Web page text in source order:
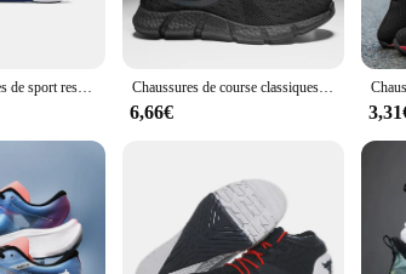
addition to your casual wardrobe. The sleek, modern
offer versatility and a fashionable touch. The
use, making them a reliable choice for sports
anyone looking to elevate their athletic footwear game.
ASICS-Chaussures de sport respirantes pour homme, baskets de course, de plein air, classiques, originales, avec coussin, Kayano 30 K30 Chaussures de course classiques en maille respirante pour hommes, baskets d'extérieur légères et confortables, chaussures de marche à enfiler, chaussures de tennis pour hommes
6,66€